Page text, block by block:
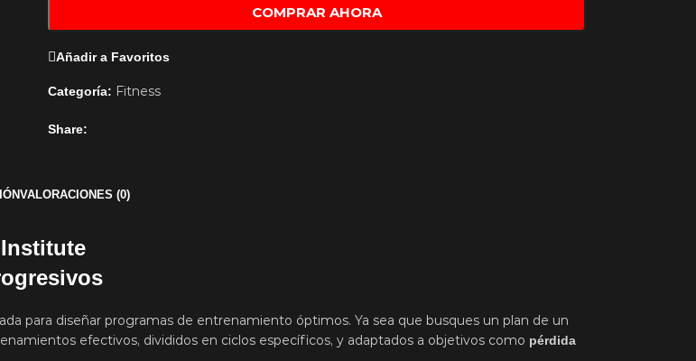
COMPRAR AHORA
Añadir a Favoritos
Categoría: Fitness
Share:
VALORACIONES (0)
para diseñar programas de entrenamiento óptimos. Ya sea que busques un plan de un
efectivos, divididos en ciclos específicos, y adaptados a objetivos como pérdida